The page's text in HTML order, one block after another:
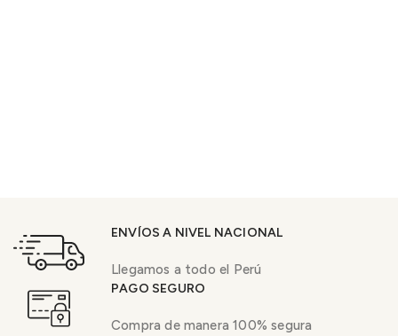
ENVÍOS A NIVEL NACIONAL
Llegamos a todo el Perú
PAGO SEGURO
Compra de manera 100% segura